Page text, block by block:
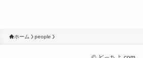
ホーム people